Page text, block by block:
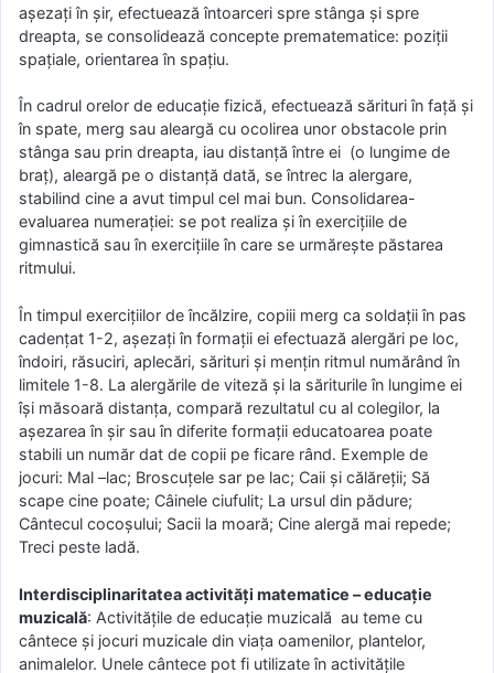
aşezaţi în şir, efectuează întoarceri spre stânga şi spre
dreapta, se consolidează concepte prematematice: poziții
spațiale, orientarea în spațiu.
În cadrul orelor de educaţie fizică, efectuează sărituri în faţă şi
în spate, merg sau aleargă cu ocolirea unor obstacole prin
stânga sau prin dreapta, iau distanţă între ei (o lungime de
braţ), aleargă pe o distanţă dată, se întrec la alergare,
stabilind cine a avut timpul cel mai bun. Consolidarea-
evaluarea numeraţiei: se pot realiza şi în exerciţiile de
gimnastică sau în exercițiile în care se urmărește păstarea
ritmului.
În timpul exerciţiilor de încălzire, copiii merg ca soldaţii în pas
cadenţat 1-2, aşezaţi în formaţii ei efectuază alergări pe loc,
îndoiri, răsuciri, aplecări, sărituri şi menţin ritmul numărând în
limitele 1-8. La alergările de viteză şi la săriturile în lungime ei
îşi măsoară distanţa, compară rezultatul cu al colegilor, la
aşezarea în şir sau în diferite formaţii educatoarea poate
stabili un număr dat de copii pe ficare rând. Exemple de
jocuri: Mal –lac; Broscuţele sar pe lac; Caii şi călăreţii; Să
scape cine poate; Câinele ciufulit; La ursul din pădure;
Cântecul cocoşului; Sacii la moară; Cine alergă mai repede;
Treci peste ladă.
Interdisciplinaritatea activități matematice – educație
muzicală: Activităţile de educaţie muzicală au teme cu
cântece şi jocuri muzicale din viaţa oamenilor, plantelor,
animalelor. Unele cântece pot fi utilizate în activităţile